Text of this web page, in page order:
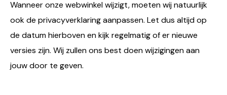
Wanneer onze webwinkel wijzigt, moeten wij natuurlijk
ook de privacyverklaring aanpassen. Let dus altijd op
de datum hierboven en kijk regelmatig of er nieuwe
versies zijn. Wij zullen ons best doen wijzigingen aan
jouw door te geven.